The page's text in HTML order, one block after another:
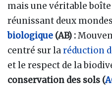
mais une véritable
réunissant deux
biologique (AB) :
centré sur laréduction
et le respect de la
conservation des sols (